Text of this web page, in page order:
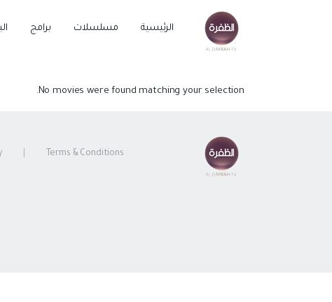
الرئيسية مسلسلات برامج
No movies were found matching your selection.
Terms & Conditions